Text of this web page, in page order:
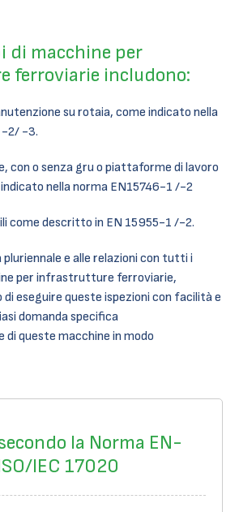
di macchine per
ferroviarie includono:
su rotaia, come indicato nella
-2/ -3.
con o senza gru o piattaforme di lavoro
nella norma EN15746-1 /-2
come descritto in EN 15955-1 /-2.
pluriennale e alle relazioni con tutti i
per infrastrutture ferroviarie,
di eseguire queste ispezioni con facilità e
domanda specifica
di queste macchine in modo
la Norma EN-
IEC 17020